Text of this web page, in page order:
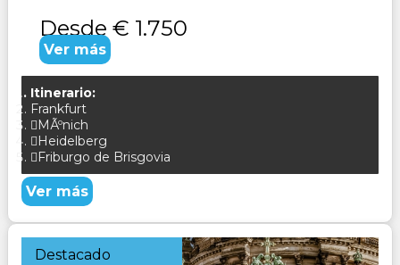
Desde € 1.750
Ver más
Itinerario:
Frankfurt
MÃºnich
Heidelberg
Friburgo de Brisgovia
Ver más
Destacado